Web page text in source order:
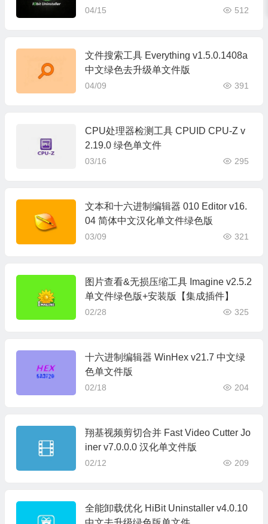
04/15 512
文件搜索工具 Everything v1.5.0.1408a
中文绿色去升级单文件版
04/09 391
CPU处理器检测工具 CPUID CPU-Z v
2.19.0 绿色单文件
03/16 295
文本和十六进制编辑器 010 Editor v16.
04 简体中文汉化单文件绿色版
03/09 321
图片查看&无损压缩工具 Imagine v2.5.2
单文件绿色版+安装版【集成插件】
02/28 325
十六进制编辑器 WinHex v21.7 中文绿
色单文件版
02/18 204
翔基视频剪切合并 Fast Video Cutter Jo
iner v7.0.0.0 汉化单文件版
02/12 209
全能卸载优化 HiBit Uninstaller v4.0.10